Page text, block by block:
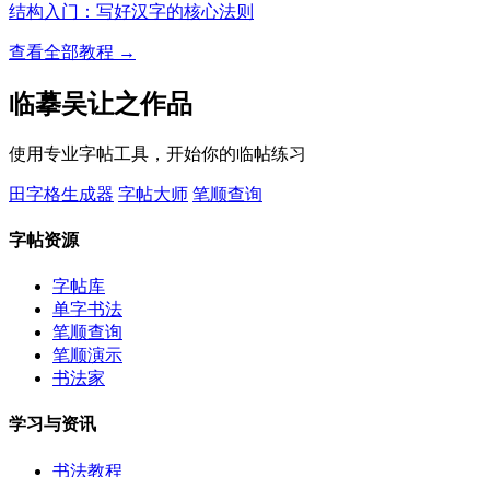
结构入门：写好汉字的核心法则
查看全部教程 →
临摹吴让之作品
使用专业字帖工具，开始你的临帖练习
田字格生成器 字帖大师 笔顺查询
字帖资源
字帖库
单字书法
笔顺查询
笔顺演示
书法家
学习与资讯
书法教程